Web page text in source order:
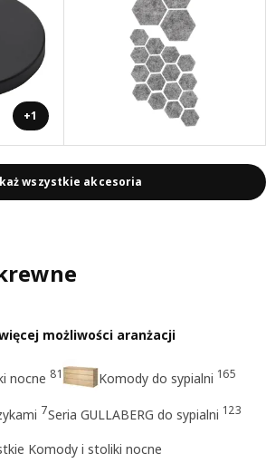
+1
wszystkie akcesoria
możliwości aranżacji
nocne 81 Komody do sypialni 165
7Seria GULLABERG do sypialni 123
Komody i stoliki nocne